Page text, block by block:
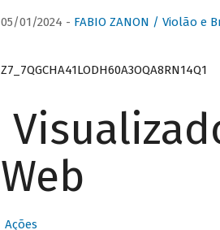
05/01/2024 - FABIO ZANON / Violão e
Z7_7QGCHA41LODH60A3OQA8RN14Q1
Web
Ações